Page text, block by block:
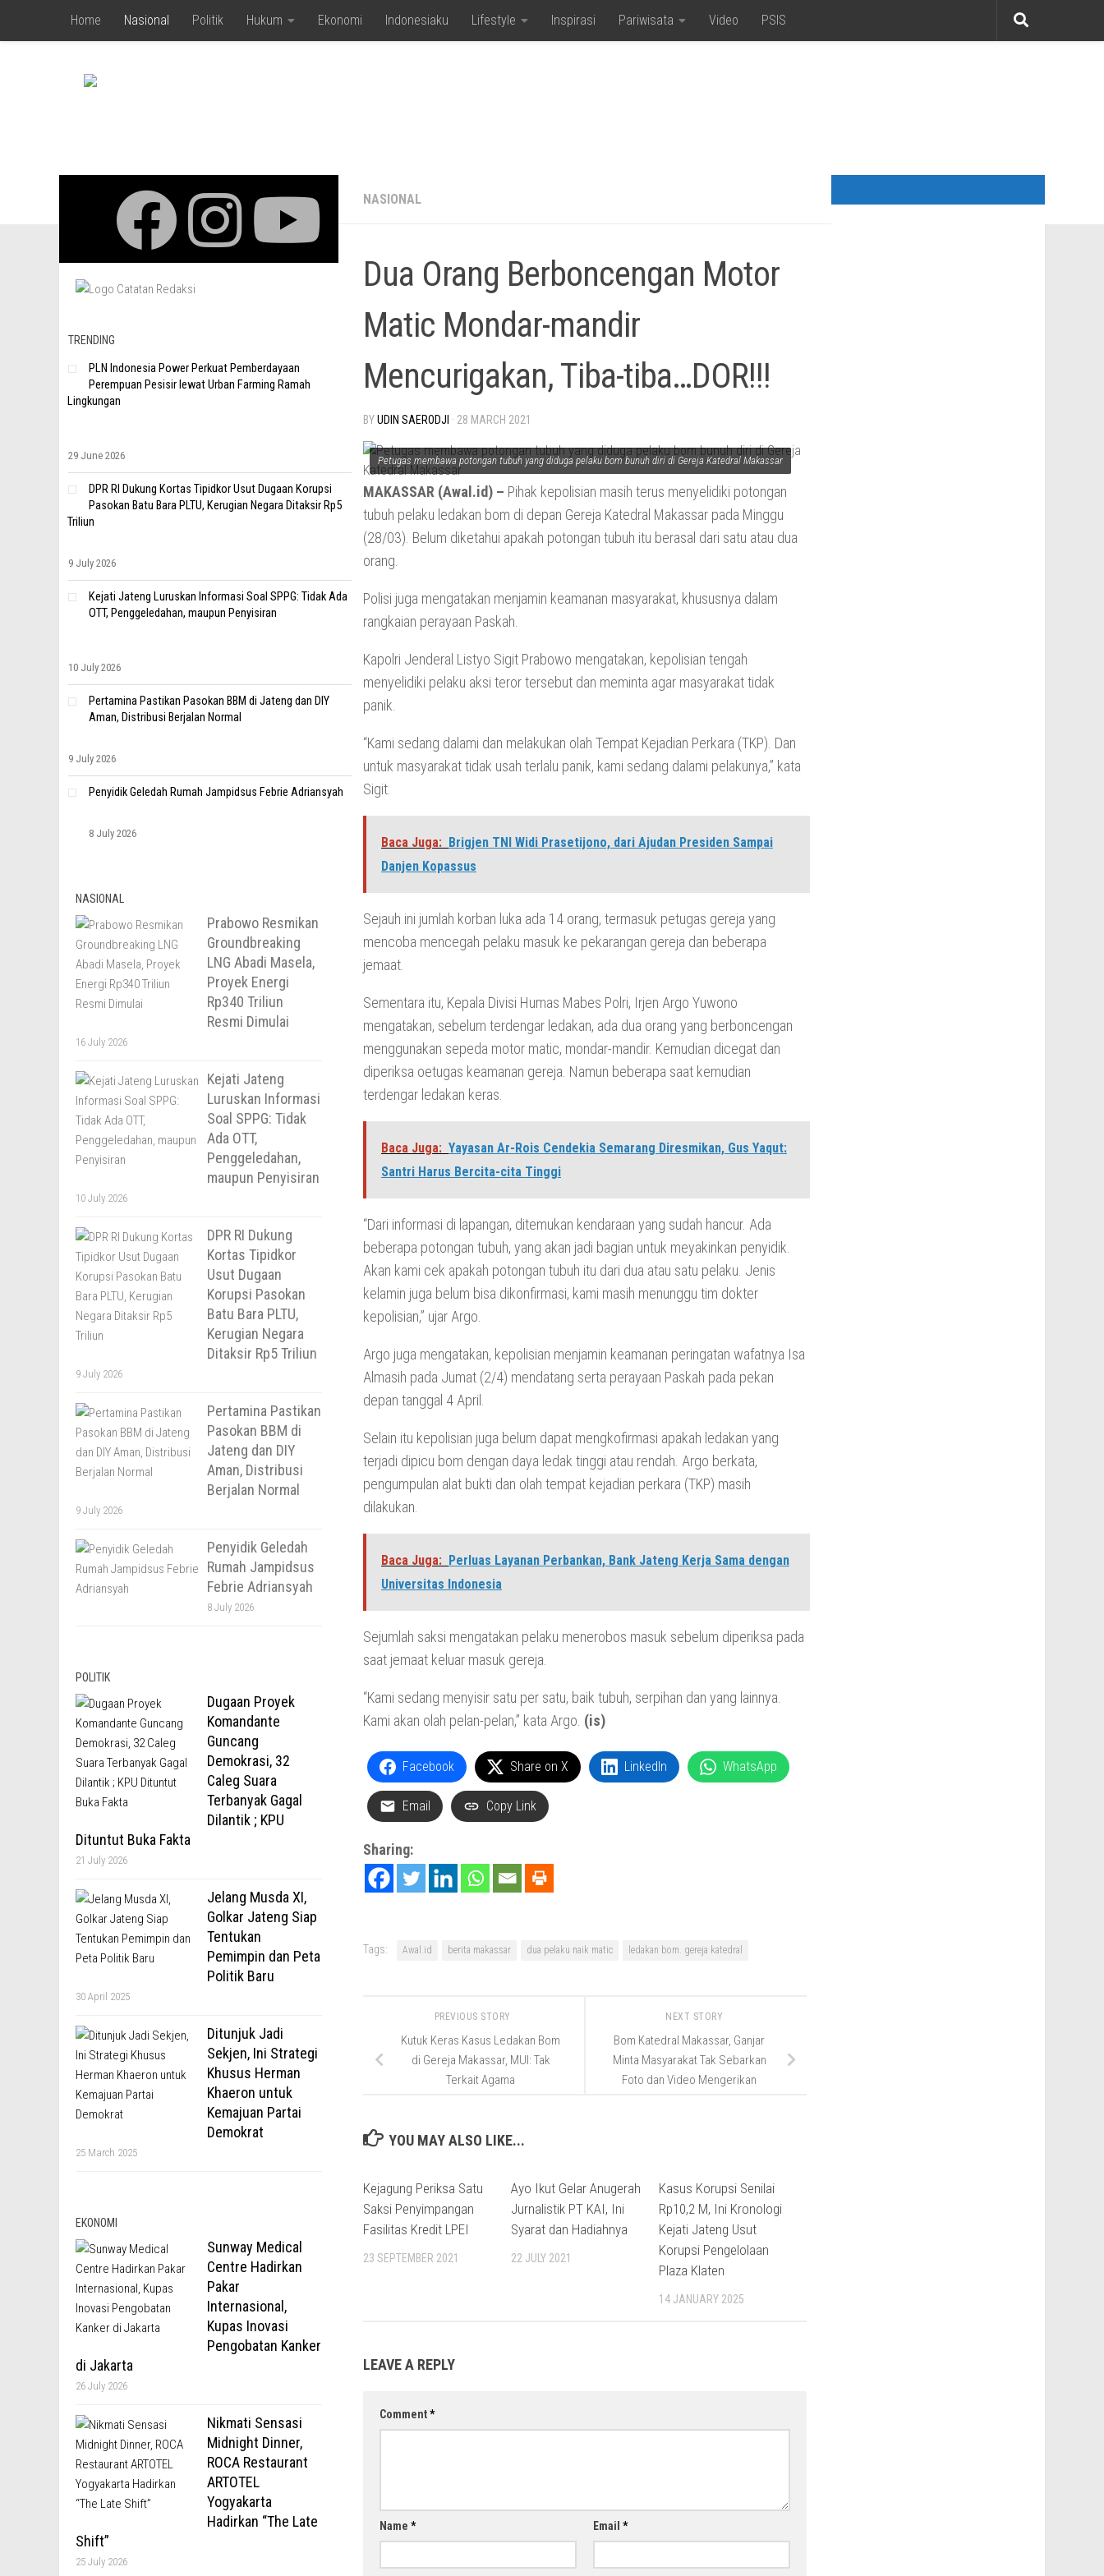
Skip to content
Home Nasional Politik Hukum Ekonomi Indonesiaku Lifestyle Inspirasi Pariwisata Video PSIS
NASIONAL
Dua Orang Berboncengan Motor
Matic Mondar-mandir
Mencurigakan, Tiba-tiba…DOR!!!
BYUDIN SAERODJI · 28 MARCH 2021
Petugas membawa potongan tubuh yang diduga pelaku bom bunuh diri di Gereja Katedral Makassar
MAKASSAR (Awal.id) – Pihak kepolisian masih terus menyelidiki potongan
tubuh pelaku ledakan bom di depan Gereja Katedral Makassar pada Minggu
(28/03). Belum diketahui apakah potongan tubuh itu berasal dari satu atau dua
orang.
Polisi juga mengatakan menjamin keamanan masyarakat, khususnya dalam
rangkaian perayaan Paskah.
Kapolri Jenderal Listyo Sigit Prabowo mengatakan, kepolisian tengah
menyelidiki pelaku aksi teror tersebut dan meminta agar masyarakat tidak
panik.
“Kami sedang dalami dan melakukan olah Tempat Kejadian Perkara (TKP). Dan
untuk masyarakat tidak usah terlalu panik, kami sedang dalami pelakunya,” kata
Sigit.
Baca Juga: Brigjen TNI Widi Prasetijono, dari Ajudan Presiden Sampai
Danjen Kopassus
Sejauh ini jumlah korban luka ada 14 orang, termasuk petugas gereja yang
mencoba mencegah pelaku masuk ke pekarangan gereja dan beberapa
jemaat.
Sementara itu, Kepala Divisi Humas Mabes Polri, Irjen Argo Yuwono
mengatakan, sebelum terdengar ledakan, ada dua orang yang berboncengan
menggunakan sepeda motor matic, mondar-mandir. Kemudian dicegat dan
diperiksa oetugas keamanan gereja. Namun beberapa saat kemudian
terdengar ledakan keras.
Baca Juga: Yayasan Ar-Rois Cendekia Semarang Diresmikan, Gus Yaqut:
Santri Harus Bercita-cita Tinggi
“Dari informasi di lapangan, ditemukan kendaraan yang sudah hancur. Ada
beberapa potongan tubuh, yang akan jadi bagian untuk meyakinkan penyidik.
Akan kami cek apakah potongan tubuh itu dari dua atau satu pelaku. Jenis
kelamin juga belum bisa dikonfirmasi, kami masih menunggu tim dokter
kepolisian,” ujar Argo.
Argo juga mengatakan, kepolisian menjamin keamanan peringatan wafatnya Isa
Almasih pada Jumat (2/4) mendatang serta perayaan Paskah pada pekan
depan tanggal 4 April.
Selain itu kepolisian juga belum dapat mengkofirmasi apakah ledakan yang
terjadi dipicu bom dengan daya ledak tinggi atau rendah. Argo berkata,
pengumpulan alat bukti dan olah tempat kejadian perkara (TKP) masih
dilakukan.
Baca Juga: Perluas Layanan Perbankan, Bank Jateng Kerja Sama dengan
Universitas Indonesia
Sejumlah saksi mengatakan pelaku menerobos masuk sebelum diperiksa pada
saat jemaat keluar masuk gereja.
“Kami sedang menyisir satu per satu, baik tubuh, serpihan dan yang lainnya.
Kami akan olah pelan-pelan,” kata Argo. (is)
Facebook Share on X LinkedIn WhatsApp
Email Copy Link
Sharing:
Tags: Awal.id berita makassar dua pelaku naik matic ledakan bom. gereja katedral
NEXT STORY
Bom Katedral Makassar, Ganjar
Minta Masyarakat Tak Sebarkan
Foto dan Video Mengerikan
PREVIOUS STORY
Kutuk Keras Kasus Ledakan Bom
di Gereja Makassar, MUI: Tak
Terkait Agama
YOU MAY ALSO LIKE...
Kejagung Periksa Satu
Saksi Penyimpangan
Fasilitas Kredit LPEI
23 SEPTEMBER 2021
Ayo Ikut Gelar Anugerah
Jurnalistik PT KAI, Ini
Syarat dan Hadiahnya
22 JULY 2021
Kasus Korupsi Senilai
Rp10,2 M, Ini Kronologi
Kejati Jateng Usut
Korupsi Pengelolaan
Plaza Klaten
14 JANUARY 2025
LEAVE A REPLY
Comment*
Name * Email *
TRENDING
PLN Indonesia Power Perkuat Pemberdayaan
Perempuan Pesisir lewat Urban Farming Ramah
Lingkungan
29 June 2026
DPR RI Dukung Kortas Tipidkor Usut Dugaan Korupsi
Pasokan Batu Bara PLTU, Kerugian Negara Ditaksir Rp5
Triliun
9 July 2026
Kejati Jateng Luruskan Informasi Soal SPPG: Tidak Ada
OTT, Penggeledahan, maupun Penyisiran
10 July 2026
Pertamina Pastikan Pasokan BBM di Jateng dan DIY
Aman, Distribusi Berjalan Normal
9 July 2026
Penyidik Geledah Rumah Jampidsus Febrie Adriansyah
8 July 2026
NASIONAL
Prabowo Resmikan
Groundbreaking
LNG Abadi Masela,
Proyek Energi
Rp340 Triliun
Resmi Dimulai
16 July 2026
Kejati Jateng
Luruskan Informasi
Soal SPPG: Tidak
Ada OTT,
Penggeledahan,
maupun Penyisiran
10 July 2026
DPR RI Dukung
Kortas Tipidkor
Usut Dugaan
Korupsi Pasokan
Batu Bara PLTU,
Kerugian Negara
Ditaksir Rp5 Triliun
9 July 2026
Pertamina Pastikan
Pasokan BBM di
Jateng dan DIY
Aman, Distribusi
Berjalan Normal
9 July 2026
Penyidik Geledah
Rumah Jampidsus
Febrie Adriansyah
8 July 2026
POLITIK
Dugaan Proyek
Komandante
Guncang
Demokrasi, 32
Caleg Suara
Terbanyak Gagal
Dilantik ; KPU
Dituntut Buka Fakta
21 July 2026
Jelang Musda XI,
Golkar Jateng Siap
Tentukan
Pemimpin dan Peta
Politik Baru
30 April 2025
Ditunjuk Jadi
Sekjen, Ini Strategi
Khusus Herman
Khaeron untuk
Kemajuan Partai
Demokrat
25 March 2025
EKONOMI
Sunway Medical
Centre Hadirkan
Pakar
Internasional,
Kupas Inovasi
Pengobatan Kanker
di Jakarta
26 July 2026
Nikmati Sensasi
Midnight Dinner,
ROCA Restaurant
ARTOTEL
Yogyakarta
Hadirkan “The Late
Shift”
25 July 2026